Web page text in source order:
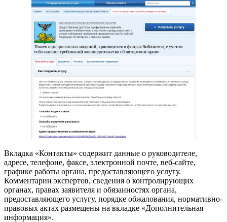
Вкладка «Контакты» содержит данные о руководителе,
адресе, телефоне, факсе, электронной почте, веб-сайте,
графике работы органа, предоставляющего услугу.
Комментарии экспертов, сведения о контролирующих
органах, правах заявителя и обязанностях органа,
предоставляющего услугу, порядке обжалования, нормативно-
правовых актах размещены на вкладке «Дополнительная
информация».